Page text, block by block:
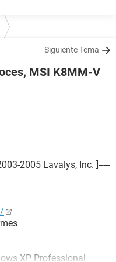
Siguiente Tema
MSI K8MM-V
2005 Lavalys, Inc. ]-----
XP Professional